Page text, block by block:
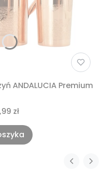
ANDALUCIA Premium
zł